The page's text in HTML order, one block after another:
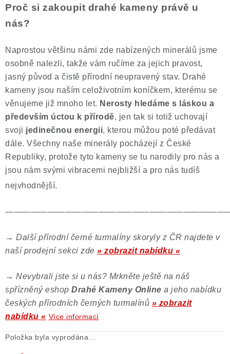
Proč si zakoupit drahé kameny právě u
nás?
Naprostou většinu námi zde nabízených minerálů jsme
osobně nalezli, takže vám ručíme za jejich pravost,
jasný původ a čistě přírodní neupravený stav. Drahé
kameny jsou naším celoživotním koníčkem, kterému se
věnujeme již mnoho let. Nerosty hledáme s láskou a
především úctou k přírodě, jen tak si totiž uchovají
svoji jedinečnou energii, kterou můžou poté předávat
dále. Všechny naše minerály pocházejí z České
Republiky, protože tyto kameny se tu narodily pro nás a
jsou nám svými vibracemi nejbližší a pro nás tudíš
nejvhodnější.
→ Další přírodní černé turmalíny skoryly z ČR najdete v
naší prodejní sekci zde » zobrazit nabídku «
→ Nevybrali jste si u nás? Mrkněte ještě na náš
spřízněný eshop Drahé Kameny Online a jeho nabídku
českých přírodních černých turmalínů » zobrazit
nabídku « Více informací
Položka byla vyprodána…